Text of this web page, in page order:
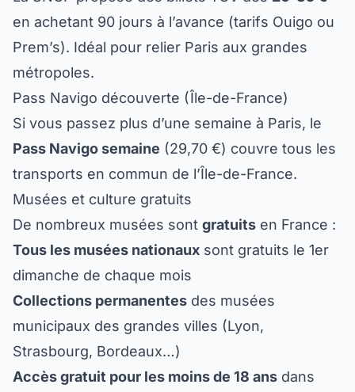
en achetant 90 jours à l’avance (tarifs Ouigo ou
Prem’s). Idéal pour relier Paris aux grandes
métropoles.
Pass Navigo découverte (Île-de-France)
Si vous passez plus d’une semaine à Paris, le
Pass Navigo semaine (29,70 €) couvre tous les
transports en commun de l’Île-de-France.
Musées et culture gratuits
De nombreux musées sont gratuits en France :
Tous les musées nationaux sont gratuits le 1er
dimanche de chaque mois
Collections permanentes des musées
municipaux des grandes villes (Lyon,
Strasbourg, Bordeaux…)
Accès gratuit pour les moins de 18 ans dans